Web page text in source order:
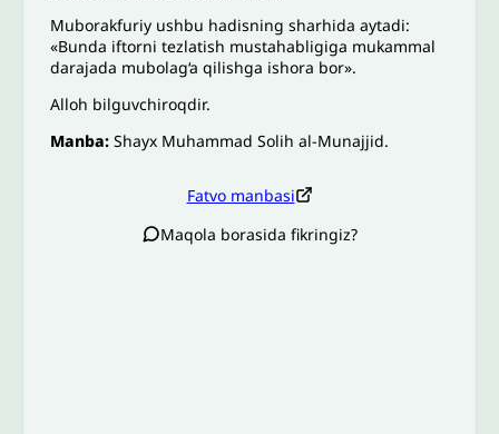
Muborakfuriy ushbu hadisning sharhida aytadi:
«Bunda iftorni tezlatish mustahabligiga mukammal
darajada mubolag‘a qilishga ishora bor».
Alloh bilguvchiroqdir.
Manba:Shayx Muhammad Solih al-Munajjid.
Fatvo manbasi
Maqola borasida fikringiz?